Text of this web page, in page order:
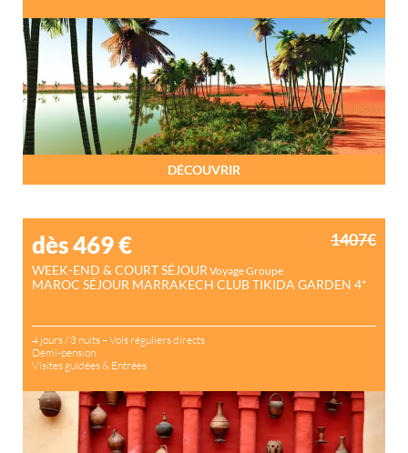
DÉCOUVRIR
dès 469€
WEEK-END & COURT SÉJOUR Voyage Groupe
MAROC SÉJOUR MARRAKECH CLUB TIKIDA GARDEN 4*
4 jours / 3 nuits – Vols réguliers directs
Demi-pension
Visites guidées & Entrées
1407€